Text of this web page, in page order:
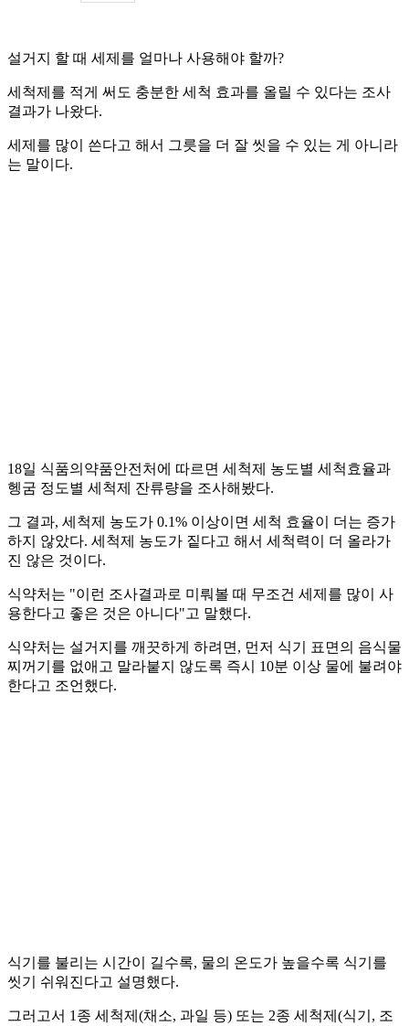
설거지 할 때 세제를 얼마나 사용해야 할까?
세척제를 적게 써도 충분한 세척 효과를 올릴 수 있다는 조사
결과가 나왔다.
세제를 많이 쓴다고 해서 그릇을 더 잘 씻을 수 있는 게 아니라
는 말이다.
18일 식품의약품안전처에 따르면 세척제 농도별 세척효율과
헹굼 정도별 세척제 잔류량을 조사해봤다.
그 결과, 세척제 농도가 0.1% 이상이면 세척 효율이 더는 증가
하지 않았다. 세척제 농도가 짙다고 해서 세척력이 더 올라가
진 않은 것이다.
식약처는 "이런 조사결과로 미뤄볼 때 무조건 세제를 많이 사
용한다고 좋은 것은 아니다"고 말했다.
식약처는 설거지를 깨끗하게 하려면, 먼저 식기 표면의 음식물
찌꺼기를 없애고 말라붙지 않도록 즉시 10분 이상 물에 불려야
한다고 조언했다.
식기를 불리는 시간이 길수록, 물의 온도가 높을수록 식기를
씻기 쉬워진다고 설명했다.
그러고서 1종 세척제(채소, 과일 등) 또는 2종 세척제(식기, 조